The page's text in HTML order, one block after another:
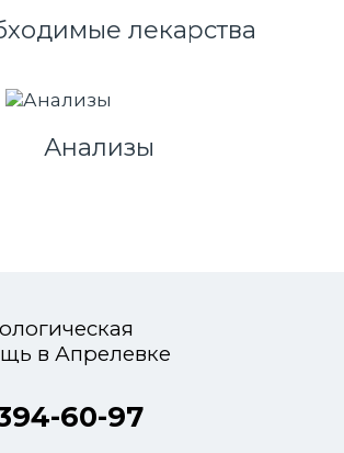
лекарства
Анализы
в Апрелевке
60-97